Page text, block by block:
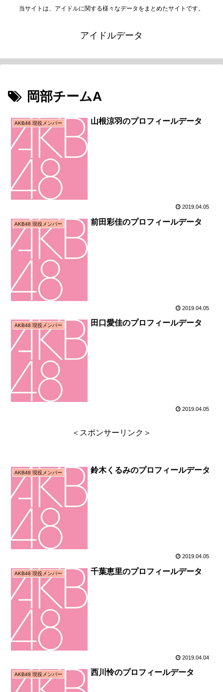
当サイトは、アイドルに関する様々なデータをまとめたサイトです。
アイドルデータ
岡部チームA
AKB48 現役メンバー 山根涼羽のプロフィールデータ
2019.04.05
AKB48 現役メンバー 前田彩佳のプロフィールデータ
2019.04.05
AKB48 現役メンバー 田口愛佳のプロフィールデータ
2019.04.05
＜スポンサーリンク＞
AKB48 現役メンバー 鈴木くるみのプロフィールデータ
2019.04.05
AKB48 現役メンバー 千葉恵里のプロフィールデータ
2019.04.04
AKB48 現役メンバー 西川怜のプロフィールデータ